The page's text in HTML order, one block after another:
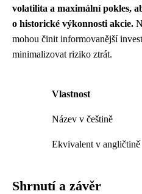
volatilita a maximální pokles,
o historické výkonnosti akcie.
mohou činit informovanější
minimalizovat riziko ztrát.
Vlastnost
Název v češtině
Ekvivalent v angličtině
Shrnutí a závěr